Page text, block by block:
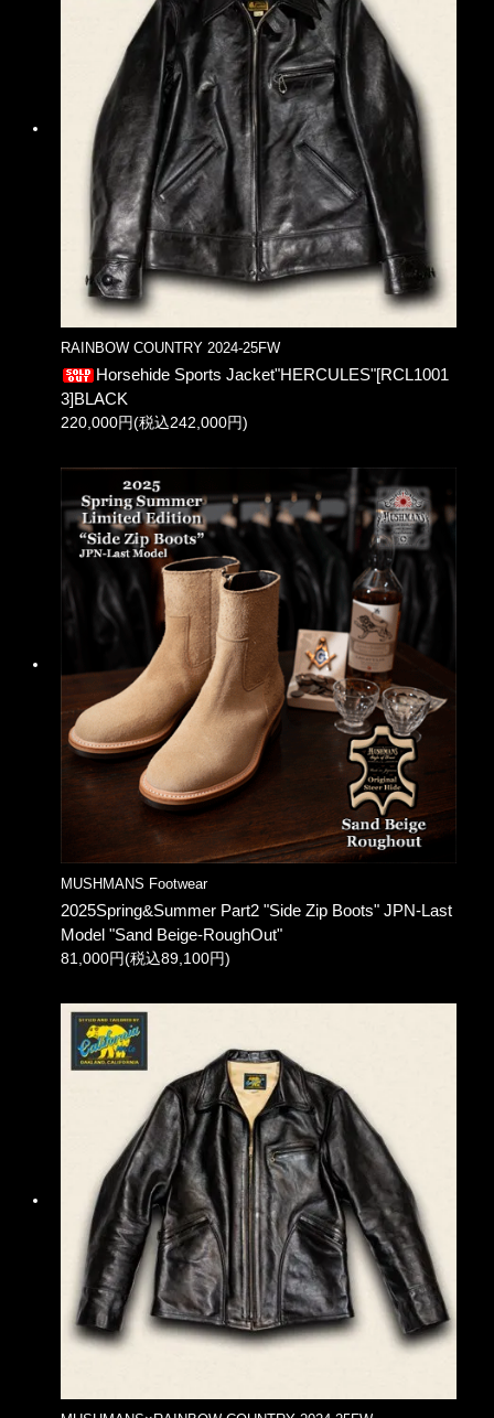
RAINBOW COUNTRY 2024-25FW
Horsehide Sports Jacket"HERCULES"[RCL1001
3]BLACK
220,000円(税込242,000円)
MUSHMANS Footwear
2025Spring&Summer Part2 "Side Zip Boots" JPN-Last
Model "Sand Beige-RoughOut"
81,000円(税込89,100円)